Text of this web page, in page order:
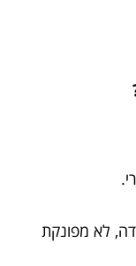
לא מפונקת